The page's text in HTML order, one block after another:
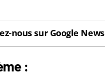
nous sur Google News
: